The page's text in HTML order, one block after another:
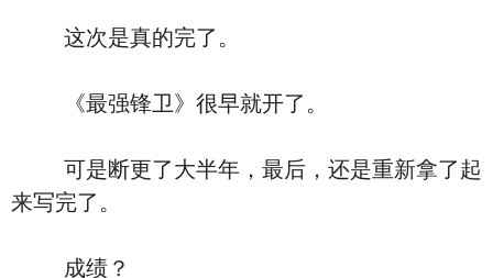
这次是真的完了。
《最强锋卫》很早就开了。
可是断更了大半年，最后，还是重新拿了起
来写完了。
成绩？